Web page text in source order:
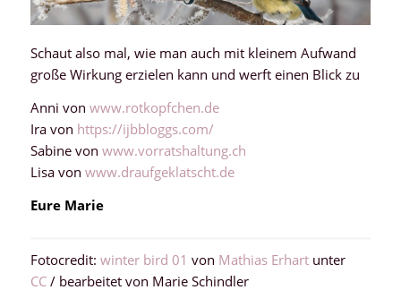
Schaut also mal, wie man auch mit kleinem Aufwand
große Wirkung erzielen kann und werft einen Blick zu
Anni von www.rotkopfchen.de
Ira von https://ijbbloggs.com/
Sabine von www.vorratshaltung.ch
Lisa von www.draufgeklatscht.de
Eure Marie
Fotocredit: winter bird 01 von Mathias Erhartunter
CC/ bearbeitet von Marie Schindler